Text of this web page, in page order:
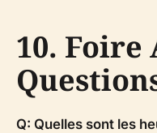
10. Foire
Q: Quelles sont les